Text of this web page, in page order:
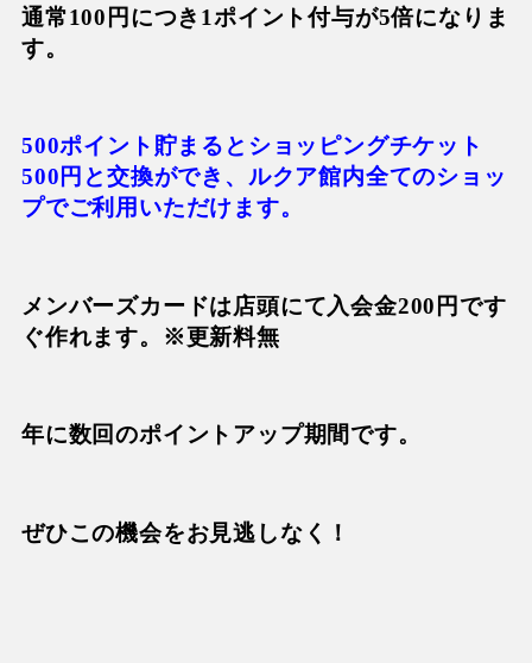
通常100円につき1ポイント付与が5倍になりま
す。
500ポイント貯まるとショッピングチケット
500円と交換ができ、 ルクア館内全てのショッ
プでご利用いただけます。
メンバーズカードは店頭にて入会金200円です
ぐ作れます。※更新料無
年に数回のポイントアップ期間です。
ぜひこの機会をお見逃しなく！